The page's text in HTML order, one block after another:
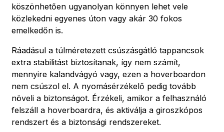
köszönhetően ugyanolyan könnyen lehet vele
közlekedni egyenes úton vagy akár 30 fokos
emelkedőn is.
Ráadásul a túlméretezett csúszásgátló tappancsok
extra stabilitást biztosítanak, így nem számít,
mennyire kalandvágyó vagy, ezen a hoverboardon
nem csúszol el. A nyomásérzékelő pedig tovább
növeli a biztonságot. Érzékeli, amikor a felhasználó
felszáll a hoverboardra, és aktiválja a giroszkópos
rendszert és a biztonsági rendszereket.